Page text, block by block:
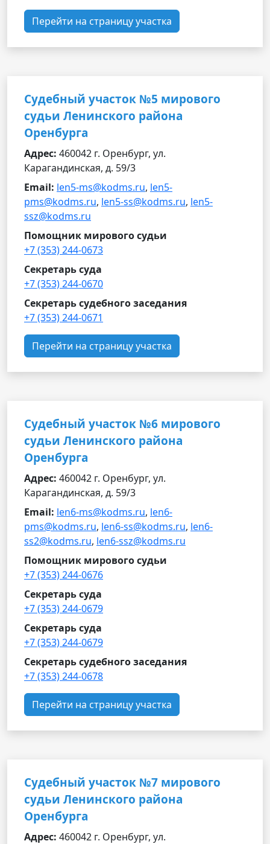
Перейти на страницу участка
Судебный участок №5 мирового
судьи Ленинского района
Оренбурга
Адрес: 460042 г. Оренбург, ул.
Карагандинская, д. 59/3
Email: len5-ms@kodms.ru, len5-
pms@kodms.ru, len5-ss@kodms.ru, len5-
ssz@kodms.ru
Помощник мирового судьи
+7 (353) 244-0673
Секретарь суда
+7 (353) 244-0670
Секретарь судебного заседания
+7 (353) 244-0671
Перейти на страницу участка
Судебный участок №6 мирового
судьи Ленинского района
Оренбурга
Адрес: 460042 г. Оренбург, ул.
Карагандинская, д. 59/3
Email: len6-ms@kodms.ru, len6-
pms@kodms.ru, len6-ss@kodms.ru, len6-
ss2@kodms.ru, len6-ssz@kodms.ru
Помощник мирового судьи
+7 (353) 244-0676
Секретарь суда
+7 (353) 244-0679
Секретарь суда
+7 (353) 244-0679
Секретарь судебного заседания
+7 (353) 244-0678
Перейти на страницу участка
Судебный участок №7 мирового
судьи Ленинского района
Оренбурга
Адрес: 460042 г. Оренбург, ул.